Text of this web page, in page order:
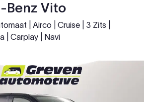
Benz Vito
| Airco | Cruise | 3 Zits |
| Carplay | Navi